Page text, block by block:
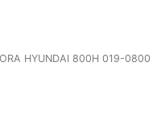
HYUNDAI 800H 019-0800